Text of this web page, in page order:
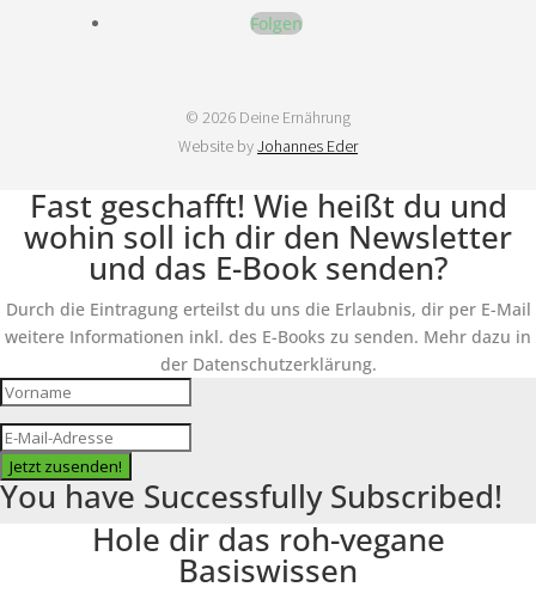
Folgen
© 2026 Deine Ernährung
Website byJohannes Eder
Fast geschafft! Wie heißt du und
wohin soll ich dir den Newsletter
und das E-Book senden?
Durch die Eintragung erteilst du uns die Erlaubnis, dir per E-Mail
weitere Informationen inkl. des E-Books zu senden. Mehr dazu in
der Datenschutzerklärung.
Jetzt zusenden!
You have Successfully Subscribed!
Hole dir das roh-vegane
Basiswissen